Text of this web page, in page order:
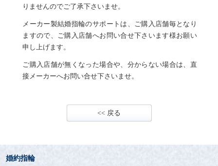
りませんのでご了承下さいませ。
メーカー製結婚指輪のサポートは、ご購入店舗毎となり
ますので、ご購入店舗へお問い合せ下さいます様お願い
申し上げます。
ご購入店舗が無くなった場合や、分からない場合は、直
接メーカーへお問い合せ下さいませ。
<< 戻る
婚約指輪